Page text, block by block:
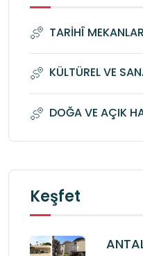
TARİHÎ MEKANLAR
KÜLTÜREL VE
DOĞA VE AÇIK
Keşfet